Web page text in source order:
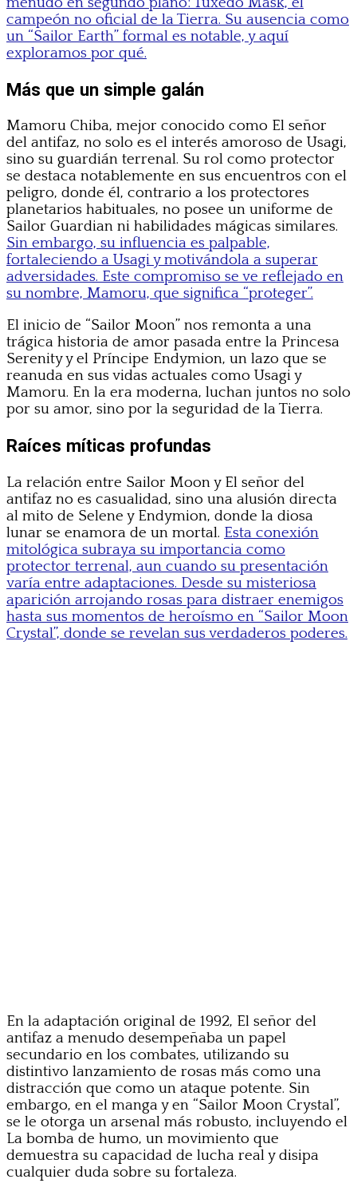
campeón no oficial de la Tierra. Su ausencia como
un “Sailor Earth” formal es notable, y aquí
exploramos por qué.
Más que un simple galán
Mamoru Chiba, mejor conocido como El señor
del antifaz, no solo es el interés amoroso de Usagi,
sino su guardián terrenal. Su rol como protector
se destaca notablemente en sus encuentros con el
peligro, donde él, contrario a los protectores
planetarios habituales, no posee un uniforme de
Sailor Guardian ni habilidades mágicas similares.
Sin embargo, su influencia es palpable,
fortaleciendo a Usagi y motivándola a superar
adversidades. Este compromiso se ve reflejado en
su nombre, Mamoru, que significa “proteger”.
El inicio de “Sailor Moon” nos remonta a una
trágica historia de amor pasada entre la Princesa
Serenity y el Príncipe Endymion, un lazo que se
reanuda en sus vidas actuales como Usagi y
Mamoru. En la era moderna, luchan juntos no solo
por su amor, sino por la seguridad de la Tierra.
Raíces míticas profundas
La relación entre Sailor Moon y El señor del
antifaz no es casualidad, sino una alusión directa
al mito de Selene y Endymion, donde la diosa
lunar se enamora de un mortal. Esta conexión
mitológica subraya su importancia como
protector terrenal, aun cuando su presentación
varía entre adaptaciones. Desde su misteriosa
aparición arrojando rosas para distraer enemigos
hasta sus momentos de heroísmo en “Sailor Moon
Crystal”, donde se revelan sus verdaderos poderes.
En la adaptación original de 1992, El señor del
antifaz a menudo desempeñaba un papel
secundario en los combates, utilizando su
distintivo lanzamiento de rosas más como una
distracción que como un ataque potente. Sin
embargo, en el manga y en “Sailor Moon Crystal”,
se le otorga un arsenal más robusto, incluyendo el
La bomba de humo, un movimiento que
demuestra su capacidad de lucha real y disipa
cualquier duda sobre su fortaleza.